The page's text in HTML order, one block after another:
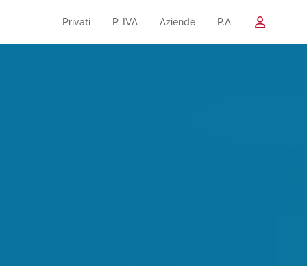
Privati P. IVA Aziende P.A.